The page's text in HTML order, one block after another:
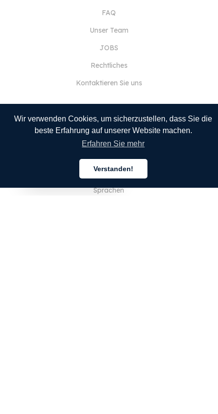
Wir verwenden Cookies, um sicherzustellen, dass Sie die
beste Erfahrung auf unserer Website machen.
Erfahren Sie mehr
Verstanden!
FAQ
Unser Team
JOBS
Rechtliches
Kontaktieren Sie uns
FÜR KUNDEN
Merkmale
Sprachen
Deutsch